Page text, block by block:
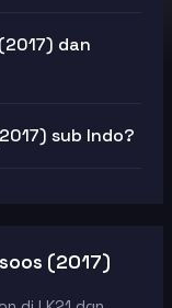
dan
sub Indo?
(2017)